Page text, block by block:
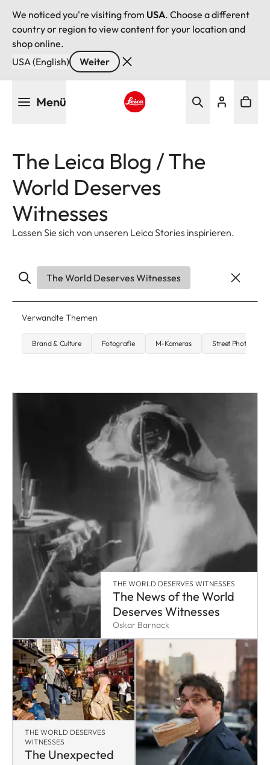
We noticed you're visiting from USA. Choose a different
country or region to view content for your location and
shop online.
USA (English)
Weiter
Menü
The Leica Blog / The
World Deserves
Witnesses
Lassen Sie sich von unseren Leica Stories inspirieren.
The World Deserves Witnesses
Verwandte Themen
Brand & Culture Fotografie M-Kameras Street
THE WORLD DESERVES WITNESSES
The News of the World
Deserves Witnesses
Oskar Barnack
THE WORLD DESERVES
WITNESSES
The Unexpected